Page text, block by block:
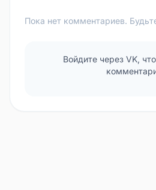
Пока нет комментариев.
Войдите через VK,